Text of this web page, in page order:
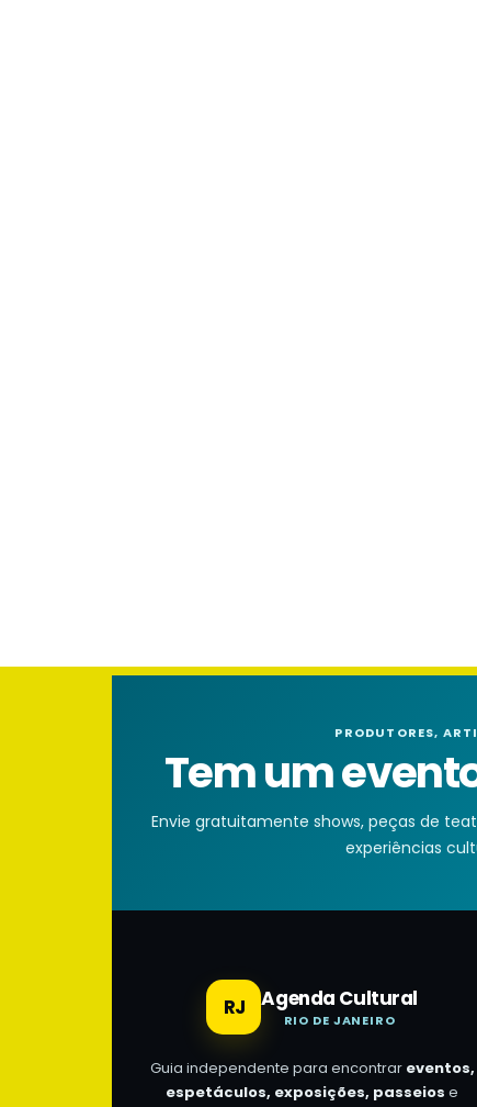
PRODUTORES,
Tem um
Envie gratuitamente shows, peças de
experiências
RJ Agenda Cultural
RIO DE JANEIRO
Guia independente para encontrar eventos,
espetáculos, exposições, passeios e